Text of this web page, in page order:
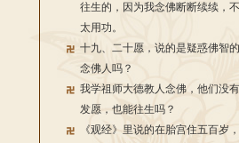
往生的，因为我念佛断断续续，不
太用功。
十九、二十愿，说的是疑惑佛智的
念佛人吗？
我学祖师大德教人念佛，他们没有
发愿，也能往生吗？
《观经》里说的在胎宫住五百岁，